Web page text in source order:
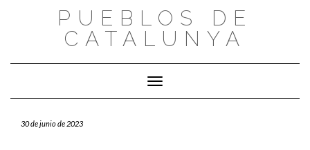
PUEBLOS DE
CATALUNYA
Cambiar modo de navegación
30 de junio de 2023